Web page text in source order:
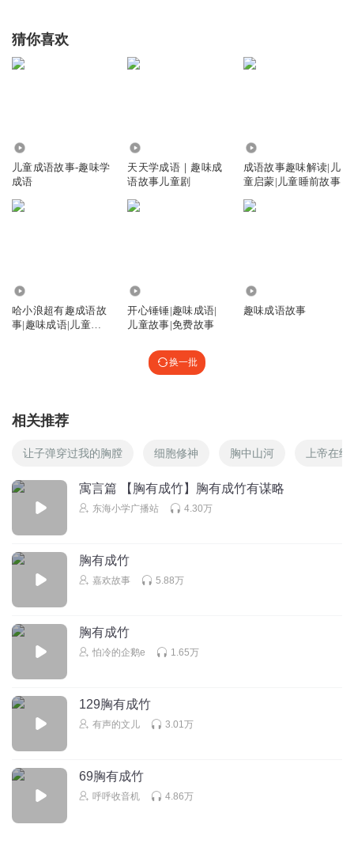
猜你喜欢
儿童成语故事-趣味学
成语
天天学成语｜趣味成
语故事儿童剧
成语故事趣味解读|儿
童启蒙|儿童睡前故事
哈小浪超有趣成语故
事|趣味成语|儿童睡
开心锤锤|趣味成语|
儿童故事|免费故事
趣味成语故事
换一批
相关推荐
让子弹穿过我的胸膛 细胞修神 胸中山河 上帝在细
寓言篇 【胸有成竹】胸有成竹有谋略
东海小学广播站 4.30万
胸有成竹
嘉欢故事 5.88万
胸有成竹
怕冷的企鹅e 1.65万
129胸有成竹
有声的文儿 3.01万
69胸有成竹
呼呼收音机 4.86万